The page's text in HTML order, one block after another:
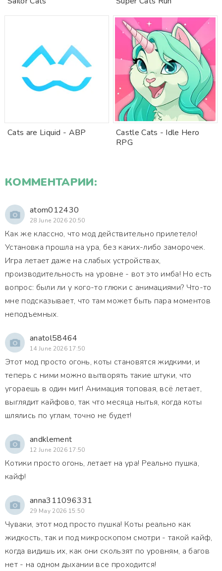
Cats are Liquid - ABP
Castle Cats - Idle Hero
RPG
КОММЕНТАРИИ:
atom012430
28 June 2026 20:50
Как же классно, что мод действительно прилетело!
Установка прошла на ура, без каких-либо заморочек.
Игра летает даже на слабых устройствах,
производительность на уровне - вот это имба! Но есть
вопрос: были ли у кого-то глюки с анимациями? Что-то
мне подсказывает, что там может быть пара моментов
неподъемных.
anatol58464
14 June 2026 17:50
Этот мод просто огонь, коты становятся жидкими, и
теперь с ними можно вытворять такие штуки, что
угораешь в один миг! Анимация топовая, всё летает,
выглядит кайфово, так что месяца нытья, когда коты
шлялись по углам, точно не будет!
andklement
12 June 2026 17:50
Котики просто огонь, летает на ура! Реально пушка,
кайф!
anna311096331
29 May 2026 15:50
Чуваки, этот мод просто пушка! Коты реально как
жидкость, так и под микроскопом смотри - такой кайф,
когда видишь их, как они скользят по уровням, а багов
нет - на одном дыхании все проходится!